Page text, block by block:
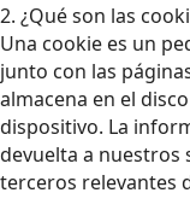
2. ¿Qué son las
Una cookie es un
junto con las
almacena en el
dispositivo. La
devuelta a nuestros
terceros relevantes